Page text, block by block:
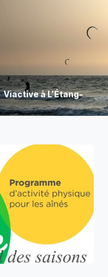
Viactive à L’Étang-